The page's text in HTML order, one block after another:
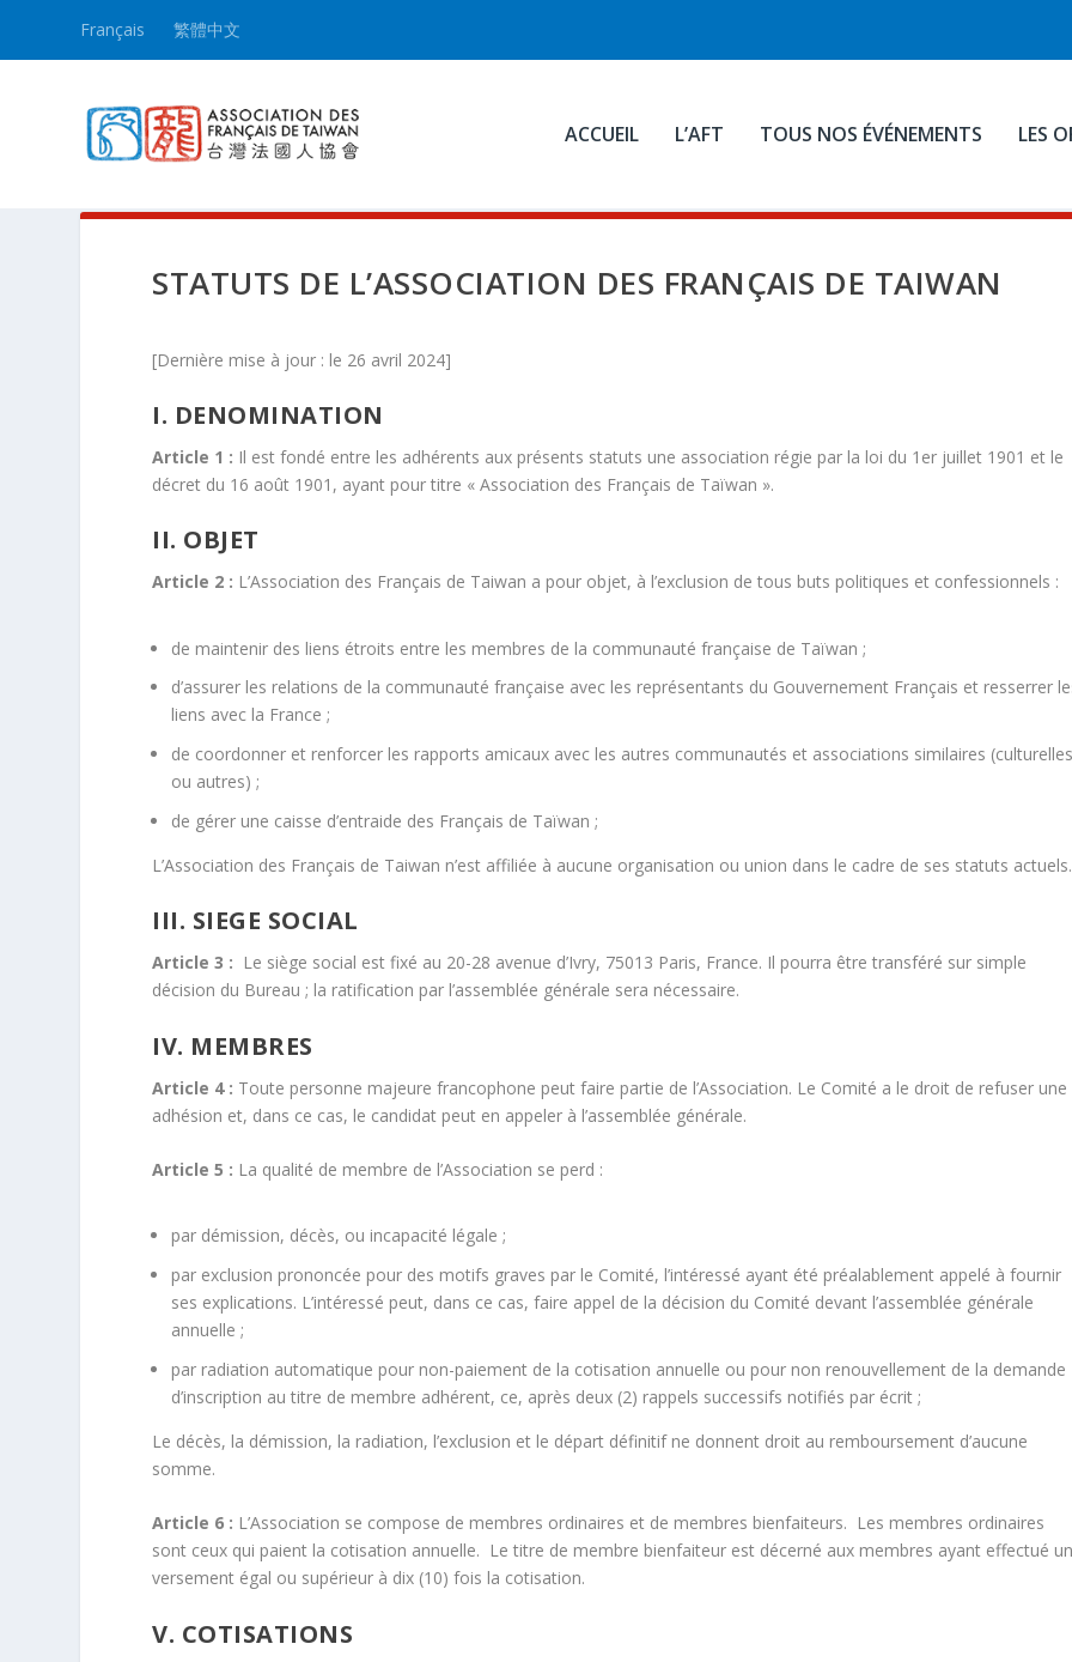
Français 繁體中文
ACCUEIL L’AFT TOUS NOS ÉVÉNEMENTS LES
STATUTS DE L’ASSOCIATION DES FRANÇAIS DE TAIWAN
[Dernière mise à jour : le 26 avril 2024]
I. DENOMINATION
Article 1 : Il est fondé entre les adhérents aux présents statuts une association régie par la loi du 1er juillet 1901 et le
décret du 16 août 1901, ayant pour titre « Association des Français de Taïwan ».
II. OBJET
Article 2 : L’Association des Français de Taiwan a pour objet, à l’exclusion de tous buts politiques et confessionnels :
de maintenir des liens étroits entre les membres de la communauté française de Taïwan ;
d’assurer les relations de la communauté française avec les représentants du Gouvernement Français et resserrer
liens avec la France ;
de coordonner et renforcer les rapports amicaux avec les autres communautés et associations similaires
ou autres) ;
de gérer une caisse d’entraide des Français de Taïwan ;
L’Association des Français de Taiwan n’est affiliée à aucune organisation ou union dans le cadre de ses statuts actuels.
III. SIEGE SOCIAL
Article 3 : Le siège social est fixé au 20-28 avenue d’Ivry, 75013 Paris, France. Il pourra être transféré sur simple
décision du Bureau ; la ratification par l’assemblée générale sera nécessaire.
IV. MEMBRES
Article 4 : Toute personne majeure francophone peut faire partie de l’Association. Le Comité a le droit de refuser une
adhésion et, dans ce cas, le candidat peut en appeler à l’assemblée générale.
Article 5 : La qualité de membre de l’Association se perd :
par démission, décès, ou incapacité légale ;
par exclusion prononcée pour des motifs graves par le Comité, l’intéressé ayant été préalablement appelé à fournir
ses explications. L’intéressé peut, dans ce cas, faire appel de la décision du Comité devant l’assemblée générale
annuelle ;
par radiation automatique pour non-paiement de la cotisation annuelle ou pour non renouvellement de la demande
d’inscription au titre de membre adhérent, ce, après deux (2) rappels successifs notifiés par écrit ;
Le décès, la démission, la radiation, l’exclusion et le départ définitif ne donnent droit au remboursement d’aucune
somme.
Article 6 : L’Association se compose de membres ordinaires et de membres bienfaiteurs. Les membres ordinaires
sont ceux qui paient la cotisation annuelle. Le titre de membre bienfaiteur est décerné aux membres ayant effectué
versement égal ou supérieur à dix (10) fois la cotisation.
V. COTISATIONS